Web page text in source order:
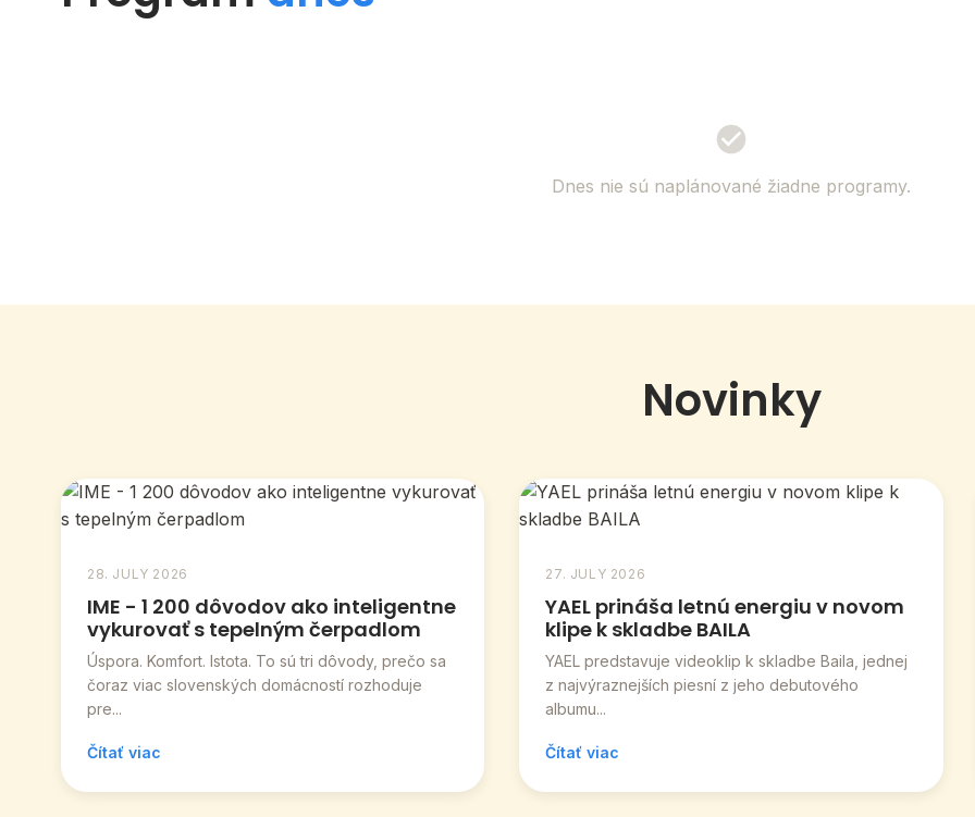
Dnes nie sú naplánované žiadne programy.
Novinky
28. JULY 2026
IME - 1 200 dôvodov ako inteligentne
vykurovať s tepelným čerpadlom
Úspora. Komfort. Istota. To sú tri dôvody, prečo sa
čoraz viac slovenských domácností rozhoduje
pre...
Čítať viac
27. JULY 2026
YAEL prináša letnú energiu v novom
klipe k skladbe BAILA
YAEL predstavuje videoklip k skladbe Baila, jednej
z najvýraznejších piesní z jeho debutového
albumu...
Čítať viac